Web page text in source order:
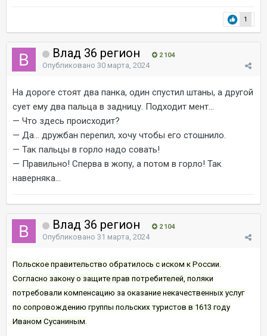
1
Влад 36 регион 2 104
Опубликовано 30 марта, 2024
На дороге стоят два панка, один спустил штаны, а другой
сует ему два пальца в задницу. Подходит мент...
— Что здесь происходит?
— Да... дружбан перепил, хочу чтобы его стошнило.
— Так пальцы в горло надо совать!
— Правильно! Сперва в жопу, а потом в горло! Так
наверняка...
Влад 36 регион 2 104
Опубликовано 31 марта, 2024
Польское правительство обратилось с иском к России.
Согласно закону о защите прав потребителей, поляки
потребовали компенсацию за оказание некачественных услуг
по сопровождению группы польских туристов в 1613 году
Иваном Сусаниным.